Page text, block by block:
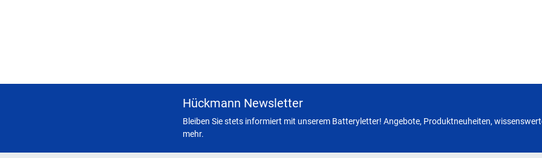
Hückmann Newsletter
Bleiben Sie stets informiert mit unserem Batteryletter! Angebote, Produktneuheiten,
mehr.